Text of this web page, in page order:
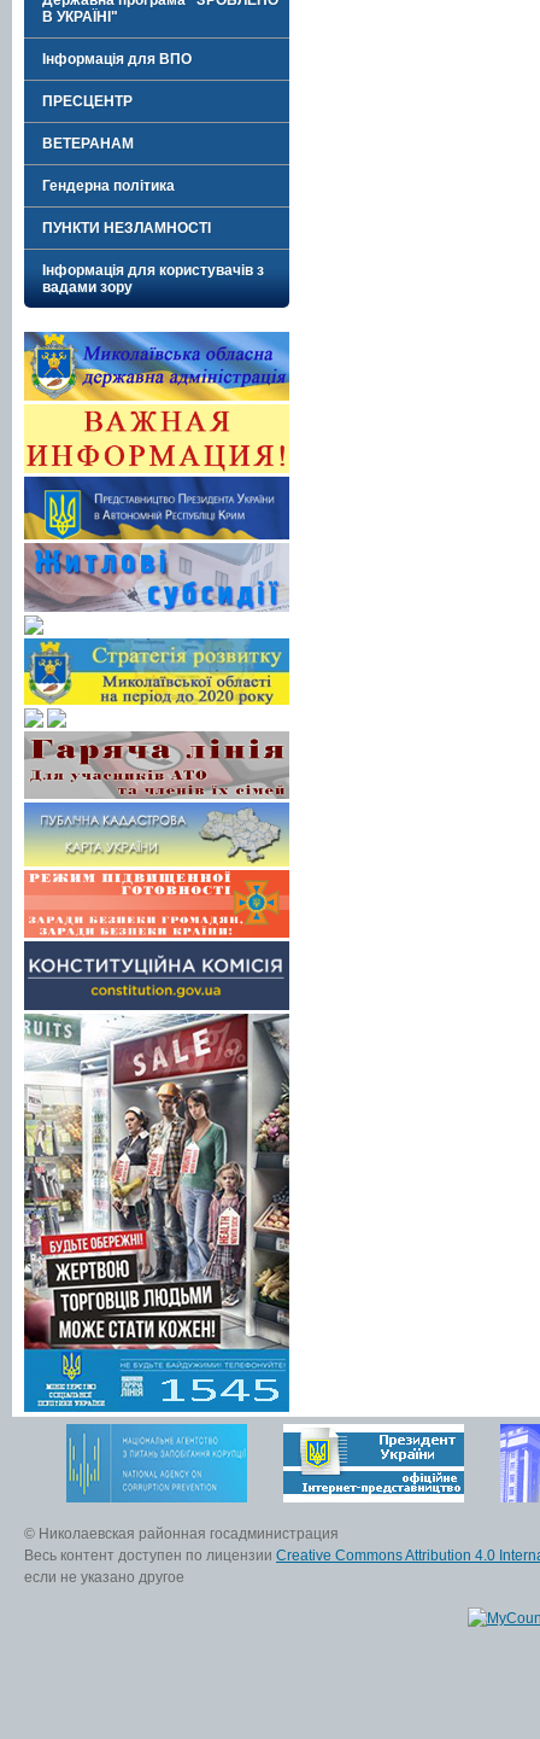
В УКРАЇНІ"
Інформація для ВПО
ПРЕСЦЕНТР
ВЕТЕРАНАМ
Гендерна політика
ПУНКТИ НЕЗЛАМНОСТІ
Інформація для користувачів з
вадами зору
© Николаевская районная госадминистрация
Весь контент доступен по лицензии Creative Commons Attribution 4.0
если не указано другое